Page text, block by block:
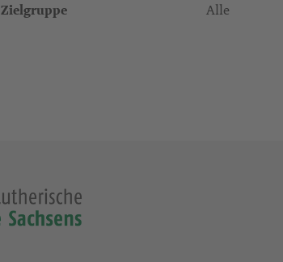
Zielgruppe Alle